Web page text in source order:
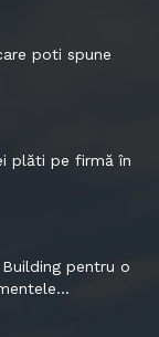
poti spune
plăti pe firmă în
pentru o